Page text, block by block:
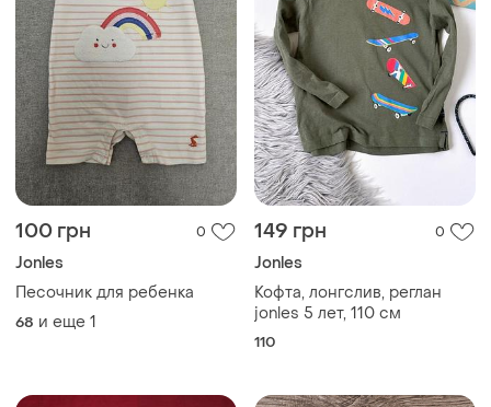
100 грн 0
Jonles
Песочник для ребенка
68 и еще 1
149 грн 0
Jonles
Кофта, лонгслив, реглан
jonles 5 лет, 110 см
110